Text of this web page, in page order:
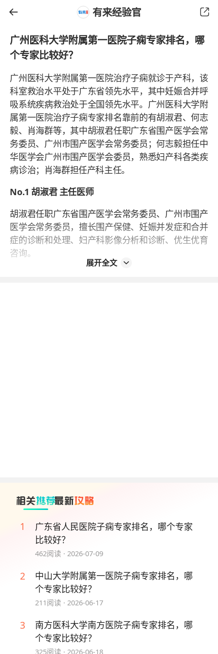
有来经验官
广州医科大学附属第一医院子痫专家排名，哪
个专家比较好？
广州医科大学附属第一医院治疗子痫就诊于产科，该
科室救治水平处于广东省领先水平，其中妊娠合并呼
吸系统疾病救治处于全国领先水平。广州医科大学附
属第一医院治疗子痫专家排名靠前的有胡淑君、何志
毅、肖海群等，其中胡淑君任职广东省围产医学会常
务委员、广州市围产医学会常务委员；何志毅担任中
华医学会广州市围产医学会委员，熟悉妇产科各类疾
病诊治；肖海群担任产科主任。
No.1 胡淑君 主任医师
胡淑君任职广东省围产医学会常务委员、广州市围产
医学会常务委员，擅长围产保健、妊娠并发症和合并
症的诊断和处理、妇产科影像分析和诊断、优生优育
咨询。
No.5 马静 副主任医师、硕士研究生导师
马静持有产前诊断遗传咨询资格证，熟练开展各类产
科手术，擅长高危妊娠的管理、优生优育、遗传咨
询、产前诊断相关诊疗工作。
2026-07-09 13:19:07 130人浏览
本内容仅作为就医参考，不构成诊疗依据。内容中可能涉及的排序
展开全文
1
广东省人民医院子痫专家排名，哪个专家
比较好？
462阅读 · 2026-07-09
2
中山大学附属第一医院子痫专家排名，哪
个专家比较好？
211 阅读 · 2026-06-17
3
南方医科大学南方医院子痫专家排名，哪
个专家比较好？
325阅读 · 2026-06-18